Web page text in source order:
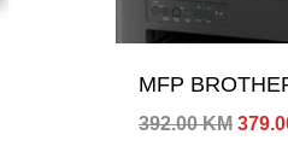
MFP
392.00KM